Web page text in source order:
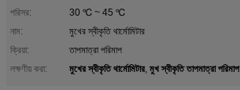
পরিসর:
30 ℃ ~ 45 ℃
নাম:
মুখের স্বীকৃতি থার্মোমিটার
ক্রিয়া:
তাপমাত্রা পরিমাপ
লক্ষণীয় করা:
মুখের স্বীকৃতি থার্মোমিটার, মুখ স্বীকৃতি তাপমাত্রা পরিমাপ